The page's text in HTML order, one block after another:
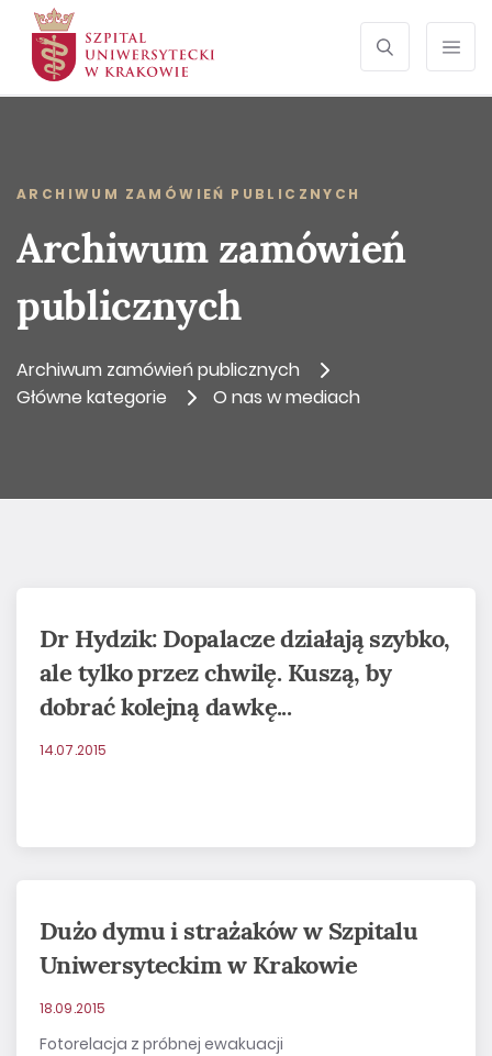
Otwórz
SEARCH
ARCHIWUM ZAMÓWIEŃ PUBLICZNYCH
Archiwum zamówień
publicznych
Archiwum zamówień publicznych
Główne kategorie
O nas w mediach
Dr Hydzik: Dopalacze działają szybko,
ale tylko przez chwilę. Kuszą, by
dobrać kolejną dawkę...
14.07.2015
Dużo dymu i strażaków w Szpitalu
Uniwersyteckim w Krakowie
18.09.2015
Fotorelacja z próbnej ewakuacji